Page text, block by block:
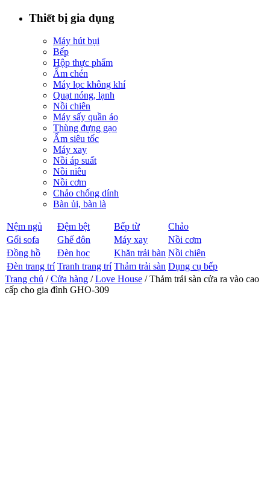
Thiết bị gia dụng
Máy hút bụi
Bếp
Hộp thực phẩm
Ấm chén
Máy lọc không khí
Quạt nóng, lạnh
Nồi chiên
Máy sấy quần áo
Thùng đựng gạo
Ấm siêu tốc
Máy xay
Nồi áp suất
Nồi niêu
Nồi cơm
Chảo chống dính
Bàn ủi, bàn là
Nệm ngủ Đệm bệt Bếp từ
Chảo
Gối sofa
Ghế đôn Máy xay
Nồi cơm
Đồng hồ
Đèn học Khăn trải bàn Nồi chiên
Đèn trang trí Tranh trang trí Thảm trải sàn Dụng cụ bếp
Trang chủ /Cửa hàng /Love House / Thảm trải sàn cửa ra vào cao
cấp cho gia đình GHO-309